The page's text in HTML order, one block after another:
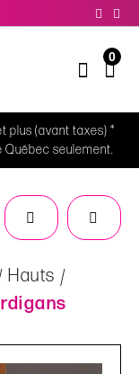
0
plus (avant taxes) *
Québec seulement.
Hauts